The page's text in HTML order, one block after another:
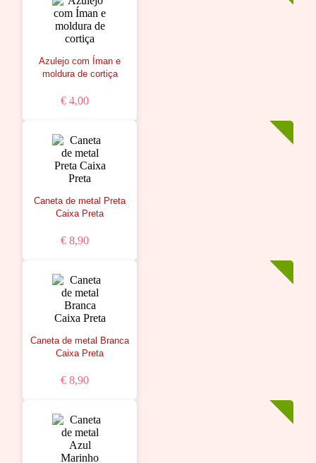
Azulejo com Íman e
moldura de cortiça
€ 4,00
Caneta de metal Preta
Caixa Preta
€ 8,90
Caneta de metal Branca
Caixa Preta
€ 8,90